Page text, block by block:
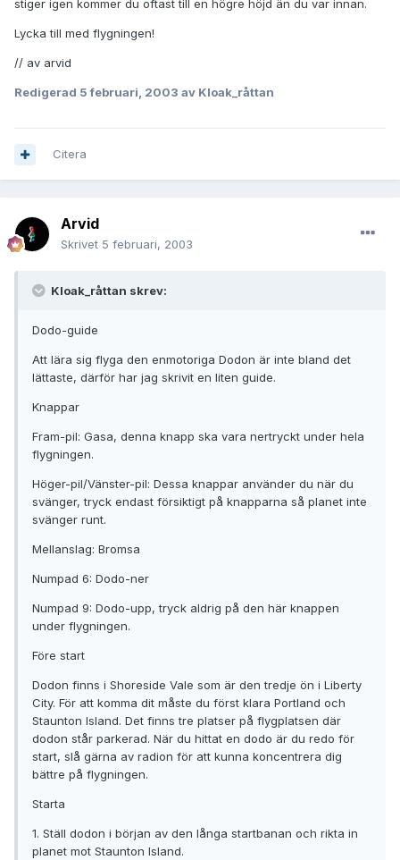
stiger igen kommer du oftast till en högre höjd än du var innan.
Lycka till med flygningen!
// av arvid
Redigerad 5 februari, 2003 av Kloak_råttan
Citera
Arvid
Skrivet 5 februari, 2003
Kloak_råttan skrev:
Dodo-guide
Att lära sig flyga den enmotoriga Dodon är inte bland det
lättaste, därför har jag skrivit en liten guide.
Knappar
Fram-pil: Gasa, denna knapp ska vara nertryckt under hela
flygningen.
Höger-pil/Vänster-pil: Dessa knappar använder du när du
svänger, tryck endast försiktigt på knapparna så planet inte
svänger runt.
Mellanslag: Bromsa
Numpad 6: Dodo-ner
Numpad 9: Dodo-upp, tryck aldrig på den här knappen
under flygningen.
Före start
Dodon finns i Shoreside Vale som är den tredje ön i Liberty
City. För att komma dit måste du först klara Portland och
Staunton Island. Det finns tre platser på flygplatsen där
dodon står parkerad. När du hittat en dodo är du redo för
start, slå gärna av radion för att kunna koncentrera dig
bättre på flygningen.
Starta
1. Ställ dodon i början av den långa startbanan och rikta in
planet mot Staunton Island.